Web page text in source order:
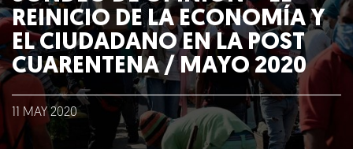
Nosotros
Clientes
REINICIO DE LA ECONOMÍA Y
EL CIUDADANO EN LA POST
CUARENTENA / MAYO 2020
MAY 2020